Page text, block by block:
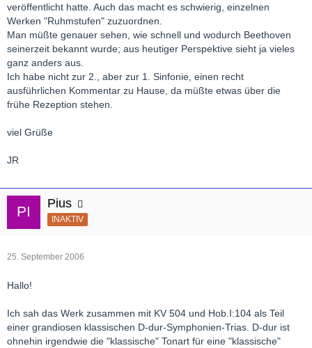
veröffentlicht hatte. Auch das macht es schwierig, einzelnen
Werken "Ruhmstufen" zuzuordnen.
Man müßte genauer sehen, wie schnell und wodurch Beethoven
seinerzeit bekannt wurde; aus heutiger Perspektive sieht ja vieles
ganz anders aus.
Ich habe nicht zur 2., aber zur 1. Sinfonie, einen recht
ausführlichen Kommentar zu Hause, da müßte etwas über die
frühe Rezeption stehen.
viel Grüße
JR
Pius
INAKTIV
25. September 2006
Hallo!
Ich sah das Werk zusammen mit KV 504 und Hob.I:104 als Teil
einer grandiosen klassischen D-dur-Symphonien-Trias. D-dur ist
ohnehin irgendwie die "klassische" Tonart für eine "klassische"